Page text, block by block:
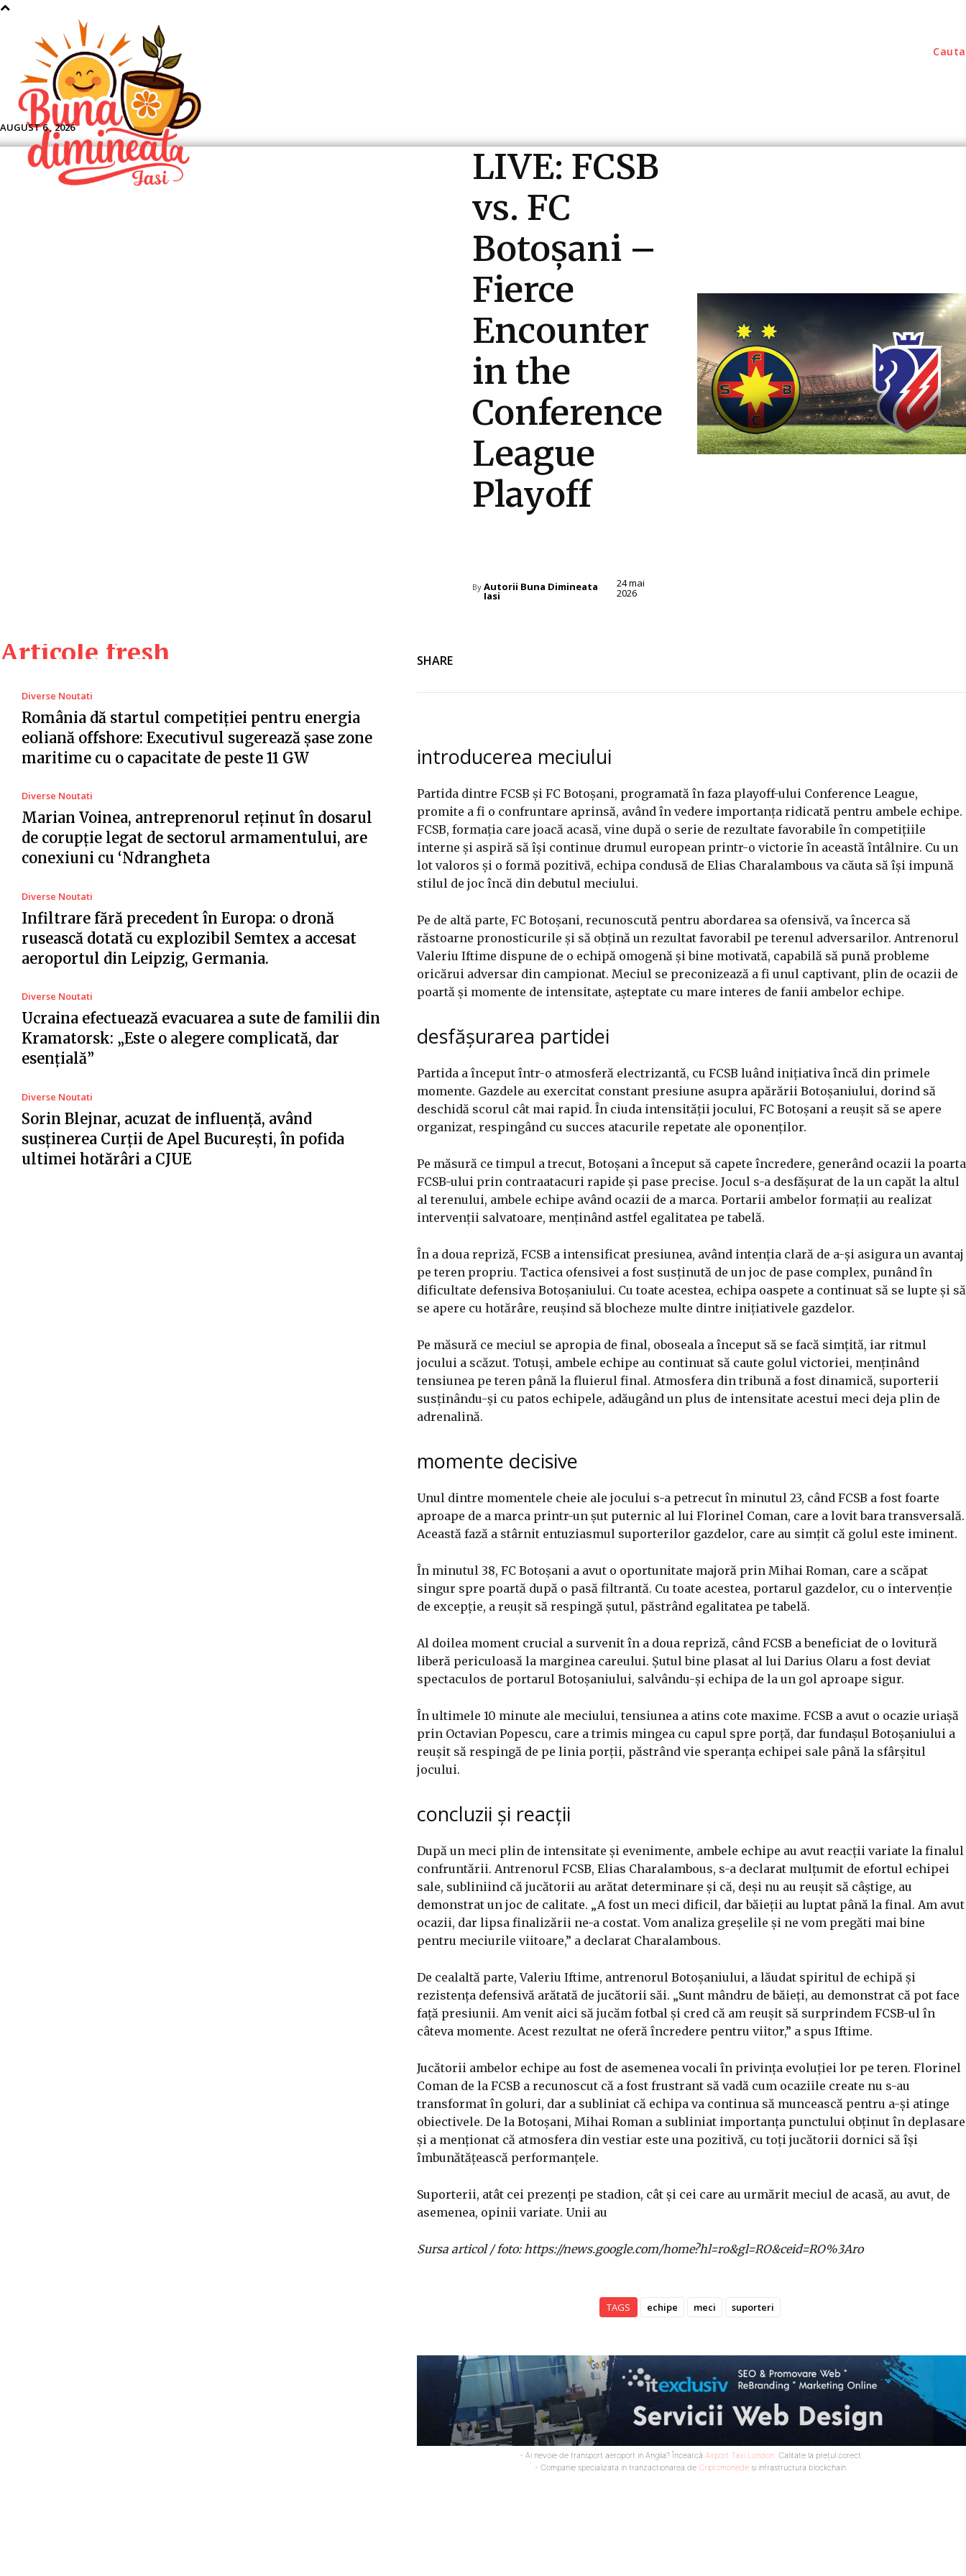
AUGUST 6 , 2026
Cauta
LIVE: FCSB
vs. FC
Botoșani –
Fierce
Encounter
in the
Conference
League
Playoff
By Autorii Buna Dimineata
Iasi
24 mai
2026
Articole fresh
Diverse Noutati
România dă startul competiției pentru energia
eoliană offshore: Executivul sugerează șase zone
maritime cu o capacitate de peste 11 GW
Diverse Noutati
Marian Voinea, antreprenorul reținut în dosarul
de corupție legat de sectorul armamentului, are
conexiuni cu ‘Ndrangheta
Diverse Noutati
Infiltrare fără precedent în Europa: o dronă
rusească dotată cu explozibil Semtex a accesat
aeroportul din Leipzig, Germania.
Diverse Noutati
Ucraina efectuează evacuarea a sute de familii din
Kramatorsk: „Este o alegere complicată, dar
esențială”
Diverse Noutati
Sorin Blejnar, acuzat de influență, având
susținerea Curții de Apel București, în pofida
ultimei hotărâri a CJUE
SHARE
introducerea meciului
Partida dintre FCSB și FC Botoșani, programată în faza playoff-ului Conference League,
promite a fi o confruntare aprinsă, având în vedere importanța ridicată pentru ambele echipe.
FCSB, formația care joacă acasă, vine după o serie de rezultate favorabile în competițiile
interne și aspiră să își continue drumul european printr-o victorie în această întâlnire. Cu un
lot valoros și o formă pozitivă, echipa condusă de Elias Charalambous va căuta să își impună
stilul de joc încă din debutul meciului.
Pe de altă parte, FC Botoșani, recunoscută pentru abordarea sa ofensivă, va încerca să
răstoarne pronosticurile și să obțină un rezultat favorabil pe terenul adversarilor. Antrenorul
Valeriu Iftime dispune de o echipă omogenă și bine motivată, capabilă să pună probleme
oricărui adversar din campionat. Meciul se preconizează a fi unul captivant, plin de ocazii de
poartă și momente de intensitate, așteptate cu mare interes de fanii ambelor echipe.
desfășurarea partidei
Partida a început într-o atmosferă electrizantă, cu FCSB luând inițiativa încă din primele
momente. Gazdele au exercitat constant presiune asupra apărării Botoșaniului, dorind să
deschidă scorul cât mai rapid. În ciuda intensității jocului, FC Botoșani a reușit să se apere
organizat, respingând cu succes atacurile repetate ale oponenților.
Pe măsură ce timpul a trecut, Botoșani a început să capete încredere, generând ocazii la poarta
FCSB-ului prin contraatacuri rapide și pase precise. Jocul s-a desfășurat de la un capăt la altul
al terenului, ambele echipe având ocazii de a marca. Portarii ambelor formații au realizat
intervenții salvatoare, menținând astfel egalitatea pe tabelă.
În a doua repriză, FCSB a intensificat presiunea, având intenția clară de a-și asigura un avantaj
pe teren propriu. Tactica ofensivei a fost susținută de un joc de pase complex, punând în
dificultate defensiva Botoșaniului. Cu toate acestea, echipa oaspete a continuat să se lupte și să
se apere cu hotărâre, reușind să blocheze multe dintre inițiativele gazdelor.
Pe măsură ce meciul se apropia de final, oboseala a început să se facă simțită, iar ritmul
jocului a scăzut. Totuși, ambele echipe au continuat să caute golul victoriei, menținând
tensiunea pe teren până la fluierul final. Atmosfera din tribună a fost dinamică, suporterii
susținându-și cu patos echipele, adăugând un plus de intensitate acestui meci deja plin de
adrenalină.
momente decisive
Unul dintre momentele cheie ale jocului s-a petrecut în minutul 23, când FCSB a fost foarte
aproape de a marca printr-un șut puternic al lui Florinel Coman, care a lovit bara transversală.
Această fază a stârnit entuziasmul suporterilor gazdelor, care au simțit că golul este iminent.
În minutul 38, FC Botoșani a avut o oportunitate majoră prin Mihai Roman, care a scăpat
singur spre poartă după o pasă filtrantă. Cu toate acestea, portarul gazdelor, cu o intervenție
de excepție, a reușit să respingă șutul, păstrând egalitatea pe tabelă.
Al doilea moment crucial a survenit în a doua repriză, când FCSB a beneficiat de o lovitură
liberă periculoasă la marginea careului. Șutul bine plasat al lui Darius Olaru a fost deviat
spectaculos de portarul Botoșaniului, salvându-și echipa de la un gol aproape sigur.
În ultimele 10 minute ale meciului, tensiunea a atins cote maxime. FCSB a avut o ocazie uriașă
prin Octavian Popescu, care a trimis mingea cu capul spre porță, dar fundașul Botoșaniului a
reușit să respingă de pe linia porții, păstrând vie speranța echipei sale până la sfârșitul
jocului.
concluzii și reacții
După un meci plin de intensitate și evenimente, ambele echipe au avut reacții variate la finalul
confruntării. Antrenorul FCSB, Elias Charalambous, s-a declarat mulțumit de efortul echipei
sale, subliniind că jucătorii au arătat determinare și că, deși nu au reușit să câștige, au
demonstrat un joc de calitate. „A fost un meci dificil, dar băieții au luptat până la final. Am avut
ocazii, dar lipsa finalizării ne-a costat. Vom analiza greșelile și ne vom pregăti mai bine
pentru meciurile viitoare,” a declarat Charalambous.
De cealaltă parte, Valeriu Iftime, antrenorul Botoșaniului, a lăudat spiritul de echipă și
rezistența defensivă arătată de jucătorii săi. „Sunt mândru de băieți, au demonstrat că pot face
față presiunii. Am venit aici să jucăm fotbal și cred că am reușit să surprindem FCSB-ul în
câteva momente. Acest rezultat ne oferă încredere pentru viitor,” a spus Iftime.
Jucătorii ambelor echipe au fost de asemenea vocali în privința evoluției lor pe teren. Florinel
Coman de la FCSB a recunoscut că a fost frustrant să vadă cum ocaziile create nu s-au
transformat în goluri, dar a subliniat că echipa va continua să muncească pentru a-și atinge
obiectivele. De la Botoșani, Mihai Roman a subliniat importanța punctului obținut în deplasare
și a menționat că atmosfera din vestiar este una pozitivă, cu toți jucătorii dornici să își
îmbunătățească performanțele.
Suporterii, atât cei prezenți pe stadion, cât și cei care au urmărit meciul de acasă, au avut, de
asemenea, opinii variate. Unii au
Sursa articol / foto: https://news.google.com/home?hl=ro&gl=RO&ceid=RO%3Aro
TAGS echipe meci suporteri
- Ai nevoie de transport aeroport in Anglia? Încearcă Airport Taxi London. Calitate la prețul corect.
- Companie specializata in tranzactionarea de Criptomonede si infrastructura blockchain.